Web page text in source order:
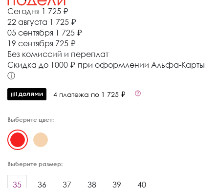
Сегодня 1 725 ₽
22 августа 1 725 ₽
05 сентября 1 725 ₽
19 сентября 725 ₽
Без комиссий и переплат
Cкидка до 1000 ₽ при оформлении Альфа-Карты
ⓘ
4 платежа по 1 725 ₽
Выберите цвет:
Выберите размер:
35 36 37 38 39 40